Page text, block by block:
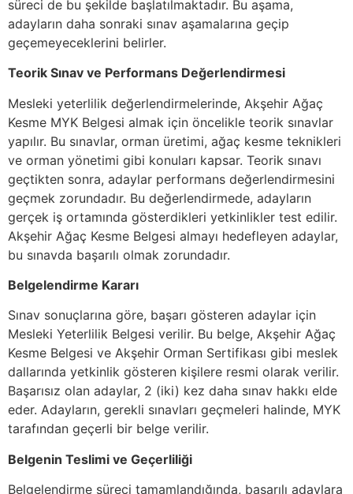
süreci de bu şekilde başlatılmaktadır. Bu aşama,
adayların daha sonraki sınav aşamalarına geçip
geçemeyeceklerini belirler.
Teorik Sınav ve Performans Değerlendirmesi
Mesleki yeterlilik değerlendirmelerinde, Akşehir Ağaç
Kesme MYK Belgesi almak için öncelikle teorik sınavlar
yapılır. Bu sınavlar, orman üretimi, ağaç kesme teknikleri
ve orman yönetimi gibi konuları kapsar. Teorik sınavı
geçtikten sonra, adaylar performans değerlendirmesini
geçmek zorundadır. Bu değerlendirmede, adayların
gerçek iş ortamında gösterdikleri yetkinlikler test edilir.
Akşehir Ağaç Kesme Belgesi almayı hedefleyen adaylar,
bu sınavda başarılı olmak zorundadır.
Belgelendirme Kararı
Sınav sonuçlarına göre, başarı gösteren adaylar için
Mesleki Yeterlilik Belgesi verilir. Bu belge, Akşehir Ağaç
Kesme Belgesi ve Akşehir Orman Sertifikası gibi meslek
dallarında yetkinlik gösteren kişilere resmi olarak verilir.
Başarısız olan adaylar, 2 (iki) kez daha sınav hakkı elde
eder. Adayların, gerekli sınavları geçmeleri halinde, MYK
tarafından geçerli bir belge verilir.
Belgenin Teslimi ve Geçerliliği
Belgelendirme süreci tamamlandığında, başarılı adaylara